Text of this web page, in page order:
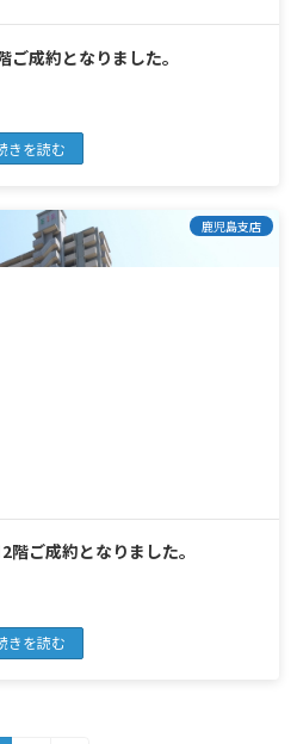
成約となりました。
きを読む
鹿児島支店
ご成約となりました。
きを読む